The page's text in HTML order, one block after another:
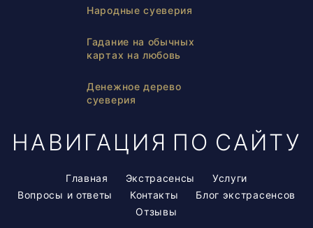
Народные суеверия
Гадание на обычных
картах на любовь
Денежное дерево
суеверия
НАВИГАЦИЯ ПО САЙТУ
Главная Экстрасенсы
Услуги
Вопросы и ответы
Контакты
Блог экстрасенсов
Отзывы